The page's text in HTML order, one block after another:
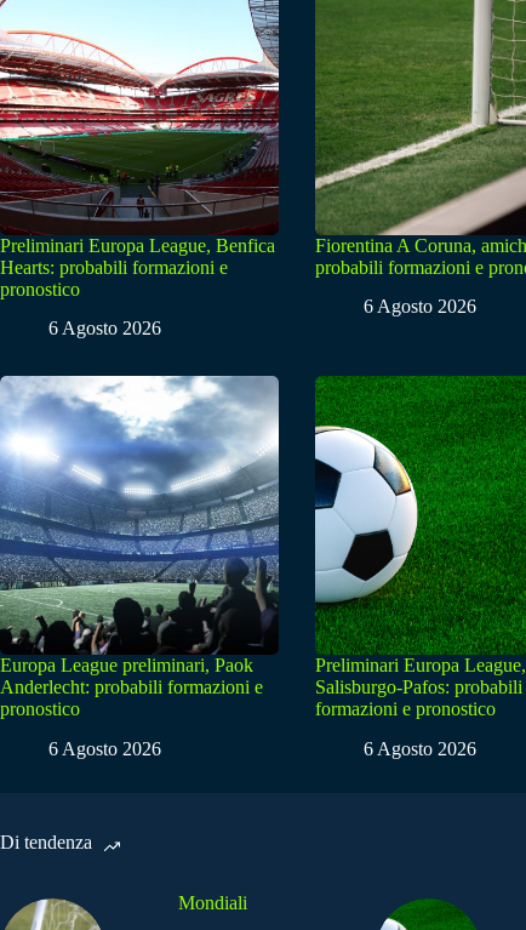
Preliminari Europa League, Benfica
Hearts: probabili formazioni e
pronostico
6 Agosto 2026
Fiorentina A Coruna,
probabili formazioni e
6 Agosto 2026
Europa League preliminari, Paok
Anderlecht: probabili formazioni e
pronostico
6 Agosto 2026
Preliminari Europa League,
Salisburgo-Pafos: probabili
formazioni e pronostico
6 Agosto 2026
Di tendenza
Mondiali